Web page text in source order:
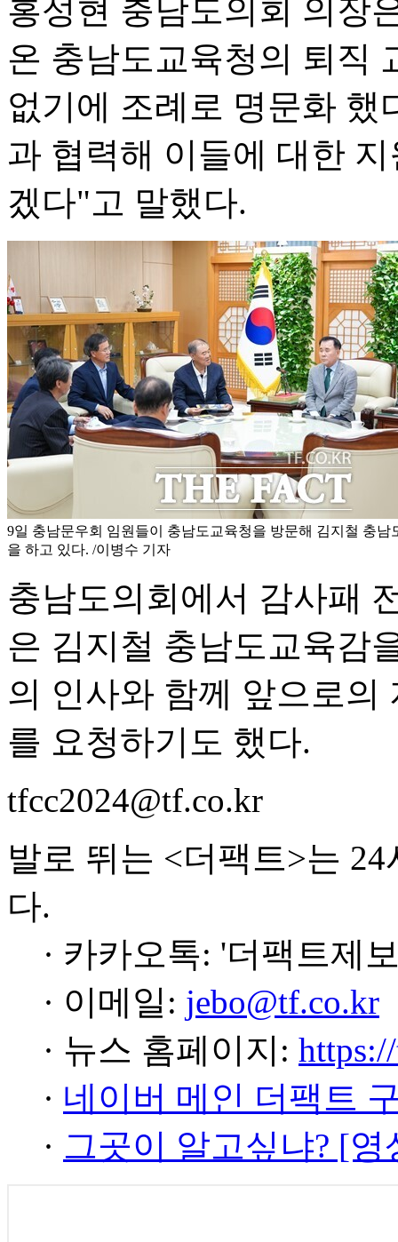
홍성현 충남도의회 의장
온 충남도교육청의 퇴직
없기에 조례로 명문화
과 협력해 이들에 대한
겠다"고 말했다.
9일 충남문우회 임원들이 충남도교육청을 방문해 김지철 충남
을 하고 있다. /이병수 기자
충남도의회에서 감사패
은 김지철 충남도교육감
의 인사와 함께 앞으로의
를 요청하기도 했다.
tfcc2024@tf.co.kr
발로 뛰는 <더팩트>는
다.
· 카카오톡: '더팩트제
· 이메일: jebo@tf.co.kr
· 뉴스 홈페이지:
· 네이버 메인 더팩트
· 그곳이 알고싶냐? [